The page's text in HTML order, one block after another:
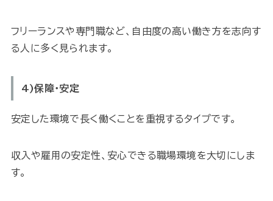
フリーランスや専門職など、自由度の高い働き方を志向す
る人に多く見られます。
4)保障・安定
安定した環境で長く働くことを重視するタイプです。
収入や雇用の安定性、安心できる職場環境を大切にしま
す。